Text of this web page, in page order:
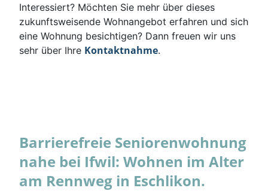
Interessiert? Möchten Sie mehr über dieses
zukunftsweisende Wohnangebot erfahren und sich
eine Wohnung besichtigen? Dann freuen wir uns
sehr über Ihre Kontaktnahme.
Barrierefreie Seniorenwohnung
nahe bei Ifwil: Wohnen im Alter
am Rennweg in Eschlikon.